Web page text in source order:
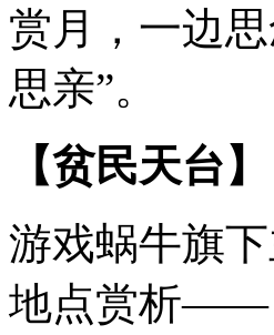
赏月，一边
思亲”。
【贫民天台】
游戏蜗牛旗
地点赏析——